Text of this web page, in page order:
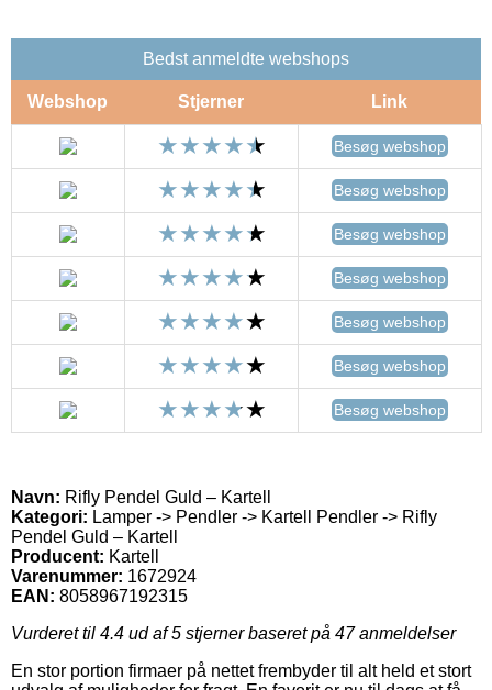
Bedst anmeldte webshops
Webshop Stjerner Link
Besøg webshop
Besøg webshop
Besøg webshop
Besøg webshop
Besøg webshop
Besøg webshop
Besøg webshop
Navn: Rifly Pendel Guld – Kartell
Kategori: Lamper -> Pendler -> Kartell Pendler -> Rifly
Pendel Guld – Kartell
Producent: Kartell
Varenummer: 1672924
EAN: 8058967192315
Vurderet til 4.4 ud af 5 stjerner baseret på 47anmeldelser
En stor portion firmaer på nettet frembyder til alt held et stort